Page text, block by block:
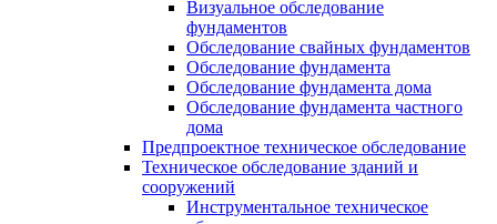
Визуальное обследование
фундаментов
Обследование свайных фундаментов
Обследование фундамента
Обследование фундамента дома
Обследование фундамента частного
дома
Предпроектное техническое обследование
Техническое обследование зданий и
сооружений
Инструментальное техническое